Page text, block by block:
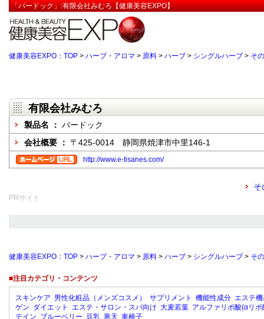
「バードック」:有限会社みむろ【健康美容EXPO】
健康美容EXPO：TOP > ハーブ・アロマ > 原料 > ハーブ > シングルハーブ > そ
有限会社みむろ
製品名 ： バードック
会社概要 ： 〒425-0014 静岡県焼津市中里146-1
http://www.e-tisanes.com/
そ
PRサイト
健康美容EXPO：TOP > ハーブ・アロマ > 原料 > ハーブ > シングルハーブ > そ
■注目カテゴリ・コンテンツ
スキンケア 男性化粧品（メンズコスメ） サプリメント 機能性成分 エステ
ゲン ダイエット エステ・サロン・スパ向け 大麦若葉 アルファリポ酸(αリポ
テイン ブルーベリー 豆乳 寒天 車椅子